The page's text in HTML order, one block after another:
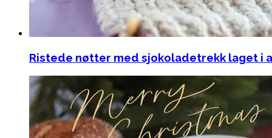
Ristede nøtter med sjokoladetrekk laget i